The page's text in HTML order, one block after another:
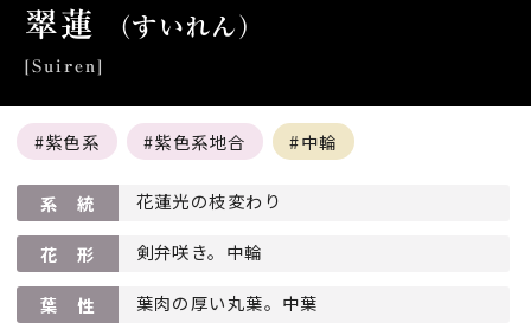
翠蓮 （すいれん）
[Suiren]
紫色系 紫色系地合 中輪
系 統 花蓮光の枝変わり
花 形 剣弁咲き。中輪
葉 性 葉肉の厚い丸葉。中葉